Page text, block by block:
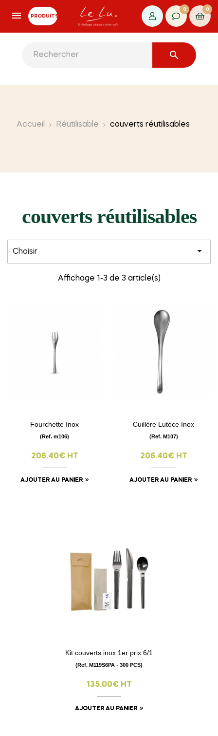
PRODUITS
0 0

Accueil Réutilisable couverts réutilisables
couverts réutilisables
Choisir 
Affichage 1-3 de 3 article(s)
Fourchette Inox
(Ref. m106)
206.40€ HT
AJOUTER AU PANIER
Cuillère Lutèce Inox
(Ref. M107)
206.40€ HT
AJOUTER AU PANIER
Kit couverts inox 1er prix 6/1
(Ref. M119S6PA - 300 PCS)
135.00€ HT
AJOUTER AU PANIER